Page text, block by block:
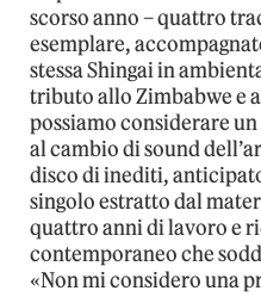
scorso anno – quattro
esemplare,
stessa Shingai in
tributo allo Zimbabwe e
possiamo considerare
al cambio di sound
disco di inediti,
singolo estratto dal
quattro anni di lavoro e
contemporaneo che
«Non mi considero una